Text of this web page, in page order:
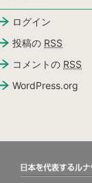
ログイン
投稿の RSS
コメントの RSS
WordPress.org